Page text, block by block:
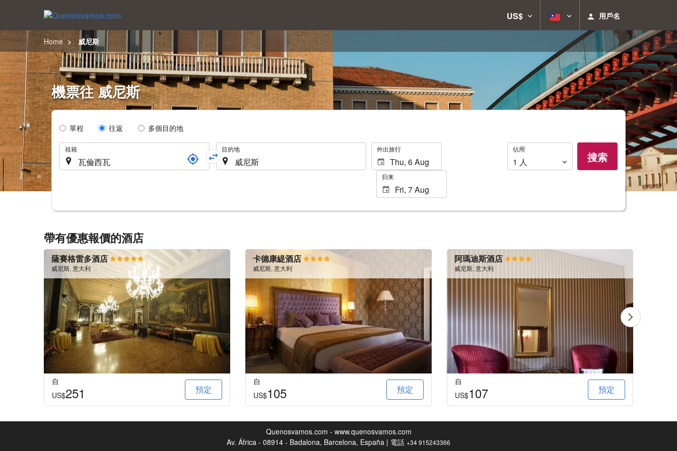
US$ 用戶名
Home 威尼斯
機票往 威尼斯
Tipo
Trayecto
單程 往返
多個目的地
旅祖籍 目的地 . 外出旅行
归来
佔佔用
1 人 搜索
帶有優惠報價的酒店
薩賽格雷多酒店
威尼斯, 意大利
自
US$251 預定
卡德康緹酒店
威尼斯, 意大利
自
US$105 預定
阿瑪迪斯酒店
威尼斯, 意大利
自
US$107 預定
Quenosvamos.com - www.quenosvamos.com
Av. África - 08914 - Badalona, Barcelona, España | 電話 +34 915243366